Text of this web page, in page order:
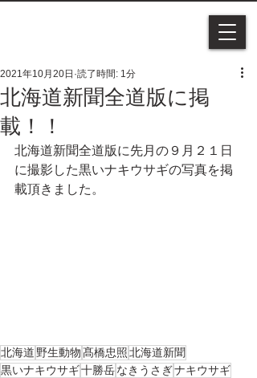
北海道新聞全道版に掲
載！！
2021年10月20日 読了時間: 1分
北海道新聞全道版に先月の９月２１日
に撮影した黒いナキウサギの写真を掲
載頂きました。
北海道 野生動物髙橋忠照北海道新聞
黒いナキウサギ十勝岳なきうさぎナキウサギ